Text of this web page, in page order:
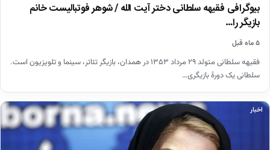
بیوگرافی فقیهه سلطانی دختر آیت الله / شوهر فوتبالیست خانم
بازیگر را…
۵ ماه قبل
فقیهه سلطانی متولد ۲۹ مرداد ۱۳۵۳ در همدان، بازیگر تئاتر، سینما و تلویزیون است.
سلطانی یک دورهٔ بازیگری…
اخبار